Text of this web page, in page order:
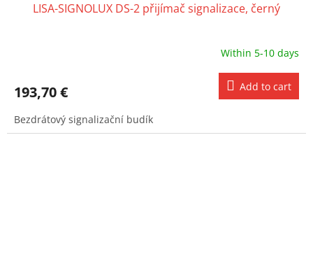
LISA-SIGNOLUX DS-2 přijímač signalizace, černý
Within 5-10 days
193,70 € Add to cart
Bezdrátový signalizační budík